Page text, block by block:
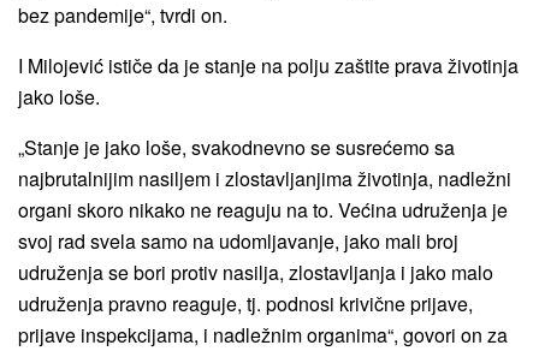
bez pandemije“, tvrdi on.
I Milojević ističe da je stanje na polju zaštite prava životinja
jako loše.
„Stanje je jako loše, svakodnevno se susrećemo sa
najbrutalnijim nasiljem i zlostavljanjima životinja, nadležni
organi skoro nikako ne reaguju na to. Većina udruženja je
svoj rad svela samo na udomljavanje, jako mali broj
udruženja se bori protiv nasilja, zlostavljanja i jako malo
udruženja pravno reaguje, tj. podnosi krivične prijave,
prijave inspekcijama, i nadležnim organima“, govori on za